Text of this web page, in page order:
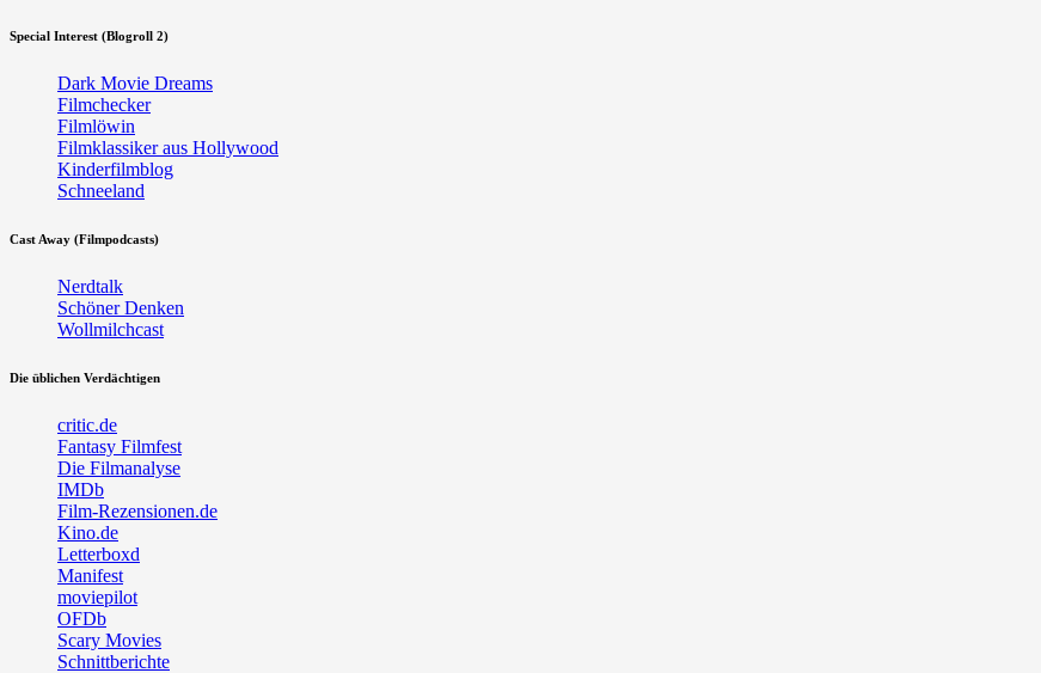
Special Interest (Blogroll 2)
Dark Movie Dreams
Filmchecker
Filmlöwin
Filmklassiker aus Hollywood
Kinderfilmblog
Schneeland
Cast Away (Filmpodcasts)
Nerdtalk
Schöner Denken
Wollmilchcast
Die üblichen Verdächtigen
critic.de
Fantasy Filmfest
Die Filmanalyse
IMDb
Film-Rezensionen.de
Kino.de
Letterboxd
Manifest
moviepilot
OFDb
Scary Movies
Schnittberichte